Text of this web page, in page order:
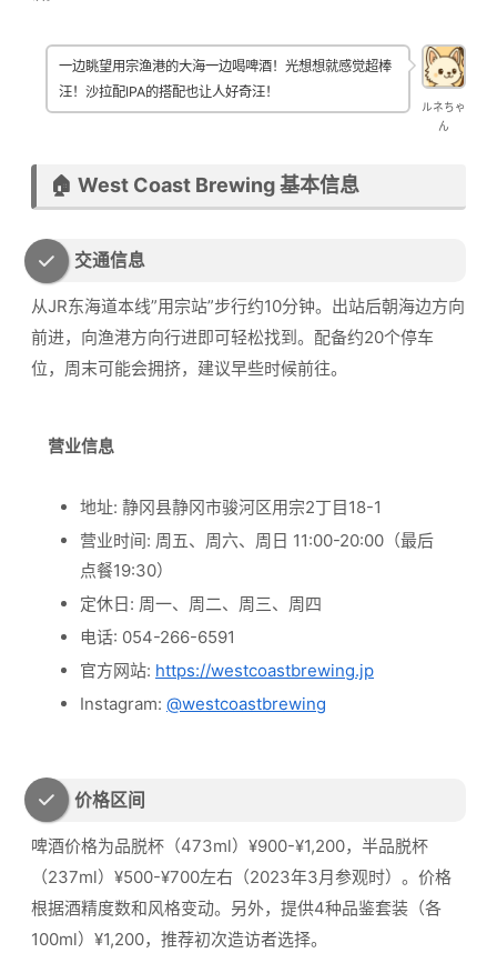
ルネちゃ
ん
一边眺望用宗渔港的大海一边喝啤酒！光想想就感觉超棒
汪！沙拉配IPA的搭配也让人好奇汪！
🏠 West Coast Brewing 基本信息
交通信息
从JR东海道本线”用宗站”步行约10分钟。出站后朝海边方向
前进，向渔港方向行进即可轻松找到。配备约20个停车
位，周末可能会拥挤，建议早些时候前往。
营业信息
地址: 静冈县静冈市骏河区用宗2丁目18-1
营业时间: 周五、周六、周日 11:00-20:00（最后
点餐19:30）
定休日: 周一、周二、周三、周四
电话: 054-266-6591
官方网站: https://westcoastbrewing.jp
Instagram: @westcoastbrewing
价格区间
啤酒价格为品脱杯（473ml）¥900-¥1,200，半品脱杯
（237ml）¥500-¥700左右（2023年3月参观时）。价格
根据酒精度数和风格变动。另外，提供4种品鉴套装（各
100ml）¥1,200，推荐初次造访者选择。